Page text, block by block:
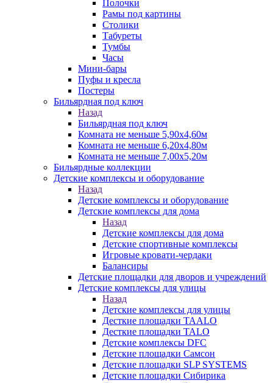
Полочки
Рамы под картины
Столики
Табуреты
Тумбы
Часы
Мини-бары
Пуфы и кресла
Постеры
Бильярдная под ключ
Назад
Бильярдная под ключ
Комната не меньше 5,90х4,60м
Комната не меньше 6,20х4,80м
Комната не меньше 7,00х5,20м
Бильярдные коллекции
Детские комплексы и оборудование
Назад
Детские комплексы и оборудование
Детские комплексы для дома
Назад
Детские комплексы для дома
Детские спортивные комплексы
Игровые кровати-чердаки
Балансиры
Детские площадки для дворов и учреждений
Детские комплексы для улицы
Назад
Детские комплексы для улицы
Десткие площадки TAALO
Десткие площадки TALO
Детские комплексы DFC
Детские площадки Самсон
Детские площадки SLP SYSTEMS
Детские площадки Сибирика